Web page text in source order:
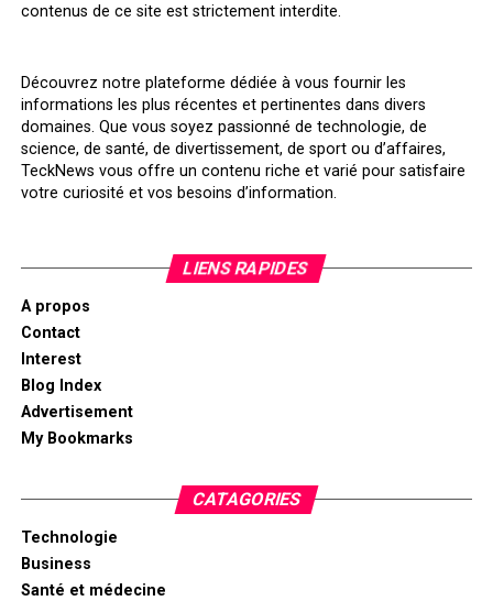
contenus de ce site est strictement interdite.
Découvrez notre plateforme dédiée à vous fournir les
informations les plus récentes et pertinentes dans divers
domaines. Que vous soyez passionné de technologie, de
science, de santé, de divertissement, de sport ou d’affaires,
TeckNews vous offre un contenu riche et varié pour satisfaire
votre curiosité et vos besoins d’information.
LIENS RAPIDES
A propos
Contact
Interest
Blog Index
Advertisement
My Bookmarks
CATAGORIES
Technologie
Business
Santé et médecine